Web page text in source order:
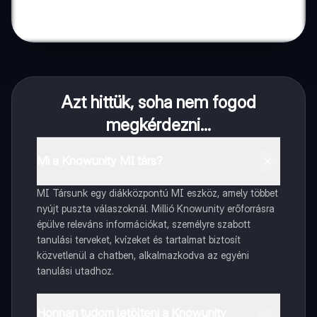
Azt hittük, soha nem fogod
megkérdezni...
MI Társunk egy diákközpontú MI eszköz, amely többet
nyújt puszta válaszoknál. Millió Knowunity erőforrásra
épülve releváns információkat, személyre szabott
tanulási terveket, kvízeket és tartalmat biztosít
közvetlenül a chatben, alkalmazkodva az egyéni
tanulási utadhoz.